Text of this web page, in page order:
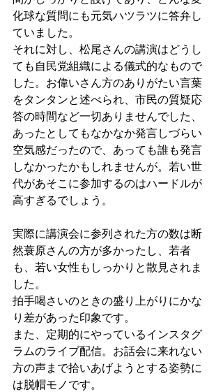
化球な質問にも元気ハツラツに答弁し
ていました。
それに対し、松尾さんの講演はどうし
ても自民党組織による儀式的なもので
した。お偉いさん方のありがたい言葉
をタンタンと述べられ、市民の質疑応
答の時間など一切ありませんでした、
あったとしてもなかなか発言しづらい
空気感だったので、あっても誰も発言
しなかったかもしれませんが。若い世
代があそこに参加するのはハードルが
高すぎるでしょう。
実際に講演会に参列された方の数は断
然蓑原さんの方が多かったし、若者
も、若い女性もしっかりと散見されま
した。
拍手喝さいのときの盛り上がりにかな
り差があった印象です。
また、定期的にやっているインスタグ
ラムのライブ配信。お話会に来れない
方の声まで拾いあげようとする姿勢に
は脱帽モノです。